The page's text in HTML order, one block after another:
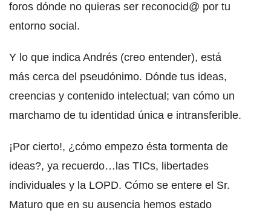
foros dónde no quieras ser reconocid@ por tu
entorno social.
Y lo que indica Andrés (creo entender), está
más cerca del pseudónimo. Dónde tus ideas,
creencias y contenido intelectual; van cómo un
marchamo de tu identidad única e intransferible.
¡Por cierto!, ¿cómo empezo ésta tormenta de
ideas?, ya recuerdo…las TICs, libertades
individuales y la LOPD. Cómo se entere el Sr.
Maturo que en su ausencia hemos estado